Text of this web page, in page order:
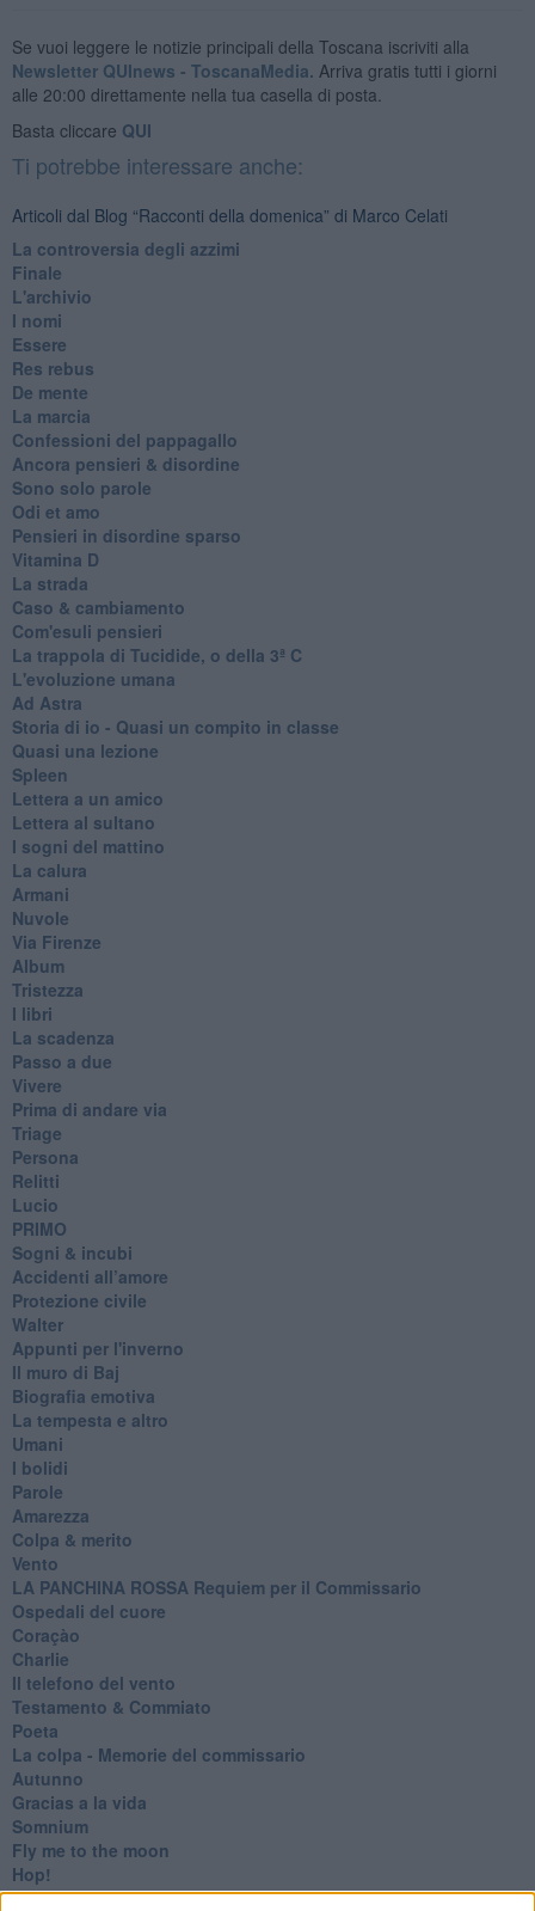
Se vuoi leggere le notizie principali della Toscana iscriviti alla
Newsletter QUInews - ToscanaMedia. Arriva gratis tutti i giorni
alle 20:00 direttamente nella tua casella di posta.
Basta cliccare QUI
Ti potrebbe interessare anche:
Articoli dal Blog “Racconti della domenica” di Marco Celati
La controversia degli azzimi
Finale
L'archivio
I nomi
Essere
Res rebus
De mente
La marcia
Confessioni del pappagallo
Ancora pensieri & disordine
Sono solo parole
Odi et amo
Pensieri in disordine sparso
Vitamina D
La strada
Caso & cambiamento
Com'esuli pensieri
La trappola di Tucidide, o della 3ª C
L'evoluzione umana
Ad Astra
Storia di io - Quasi un compito in classe
Quasi una lezione
Spleen
Lettera a un amico
Lettera al sultano
I sogni del mattino
La calura
Armani
Nuvole
Via Firenze
Album
Tristezza
I libri
La scadenza
Passo a due
Vivere
Prima di andare via
Triage
Persona
Relitti
Lucio
PRIMO
Sogni & incubi
Accidenti all’amore
Protezione civile
Walter
Appunti per l'inverno
Il muro di Baj
Biografia emotiva
La tempesta e altro
Umani
I bolidi
Parole
Amarezza
Colpa & merito
Vento
​LA PANCHINA ROSSA Requiem per il Commissario
Ospedali del cuore
Coraçào
Charlie
Il telefono del vento
Testamento & Commiato
Poeta
​La colpa - Memorie del commissario
Autunno
Gracias a la vida
Somnium
Fly me to the moon
Hop!
O sonho de um prisioneiro